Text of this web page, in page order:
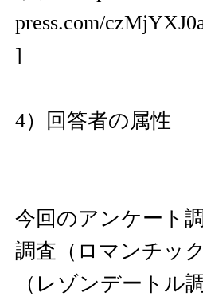
press.com/
]
4）回答者の属性
今回のアンケート
調査（ロマンチッ
（レゾンデートル